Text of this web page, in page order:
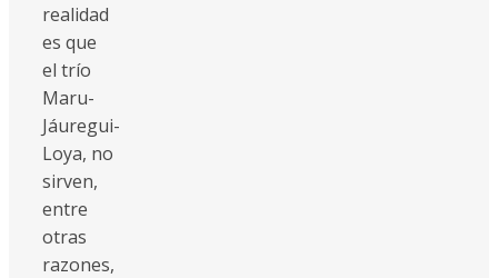
realidad
es que
el trío
Maru-
Jáuregui-
Loya, no
sirven,
entre
otras
razones,